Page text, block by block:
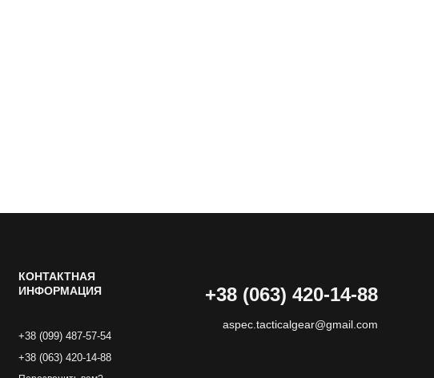
КОНТАКТНАЯ
ИНФОРМАЦИЯ
+38 (099) 487-57-54
+38 (063) 420-14-88
+38 (063) 420-14-88
aspec.tacticalgear@gmail.com